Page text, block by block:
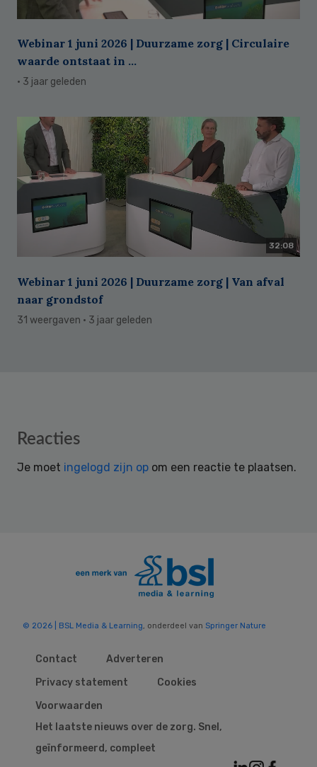
Webinar 1 juni 2026 | Duurzame zorg | Circulaire
waarde ontstaat in ...
· 3 jaar geleden
32:08
Webinar 1 juni 2026 | Duurzame zorg | Van afval
naar grondstof
31 weergaven · 3 jaar geleden
Reader
Reacties
Je moet ingelogd zijn op om een reactie te plaatsen.
© 2026 | BSL Media & Learning, onderdeel van Springer Nature
Contact
Adverteren
Privacy statement
Cookies
Voorwaarden
Het laatste nieuws over de zorg. Snel,
geïnformeerd, compleet